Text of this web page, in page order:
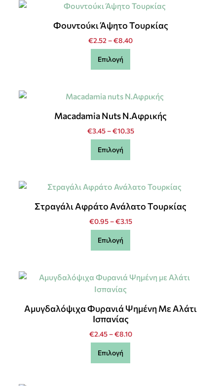
Φουντούκι Άψητο Τουρκίας
€2.52 –€8.40
Επιλογή
Macadamia Nuts N.Αφρικής
€3.45 – €10.35
Επιλογή
Στραγάλι Αφράτο Ανάλατο Τουρκίας
€0.95 – €3.15
Επιλογή
Αμυγδαλόψιχα Φυρανιά Ψημένη Με Αλάτι
Ισπανίας
€2.45 – €8.10
Επιλογή